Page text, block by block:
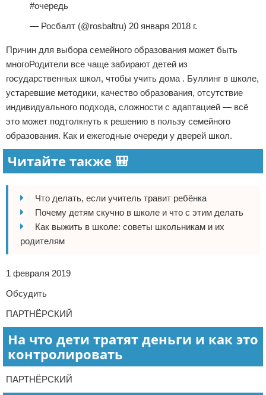
#очередь
— Росбалт (@rosbaltru) 20 января 2018 г.
Причин для выбора семейного образования может быть
многоРодители все чаще забирают детей из
государственных школ, чтобы учить дома . Буллинг в школе,
устаревшие методики, качество образования, отсутствие
индивидуального подхода, сложности с адаптацией — всё
это может подтолкнуть к решению в пользу семейного
образования. Как и ежегодные очереди у дверей школ.
Читайте также 🎒
Что делать, если учитель травит ребёнка
Почему детям скучно в школе и что с этим делать
Как выжить в школе: советы школьникам и их
родителям
1 февраля 2019
Обсудить
ПАРТНЁРСКИЙ
На что дети тратят деньги и как это
контролировать
ПАРТНЁРСКИЙ